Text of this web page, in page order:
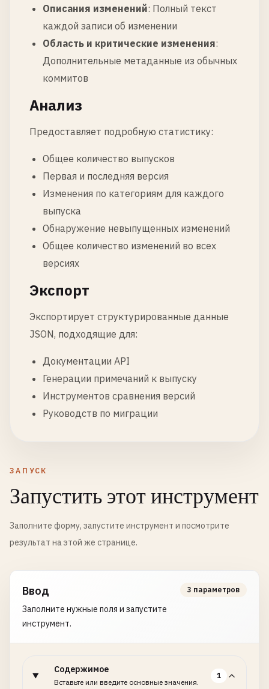
Описания изменений: Полный текст
каждой записи об изменении
Область и критические изменения:
Дополнительные метаданные из обычных
коммитов
Анализ
Предоставляет подробную статистику:
Общее количество выпусков
Первая и последняя версия
Изменения по категориям для каждого
выпуска
Обнаружение невыпущенных изменений
Общее количество изменений во всех
версиях
Экспорт
Экспортирует структурированные данные
JSON, подходящие для:
Документации API
Генерации примечаний к выпуску
Инструментов сравнения версий
Руководств по миграции
ЗАПУСК
Запустить этот инструмент
Заполните форму, запустите инструмент и посмотрите
результат на этой же странице.
Ввод
Заполните нужные поля и запустите
инструмент.
3 параметров
Содержимое
Вставьте или введите основные значения.
1